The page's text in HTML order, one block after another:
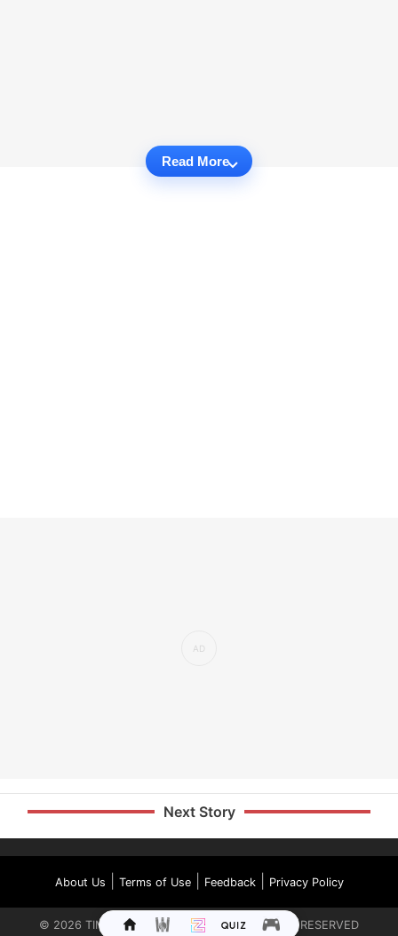
Read More
Next Story
About Us Terms of Use| Feedback| Privacy Policy
© 2026 TIMES INTERNET LIMITED. ALL RIGHTS RESERVED